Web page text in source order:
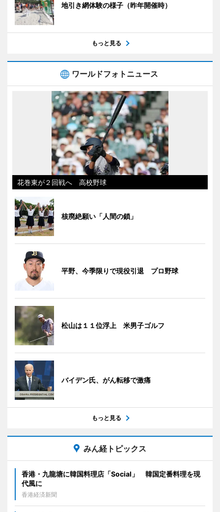
地引き網体験の様子（昨年開催時）
もっと見る
ワールドフォトニュース
花巻東が２回戦へ 高校野球
核廃絶願い「人間の鎖」
平野、今季限りで現役引退 プロ野球
松山は１１位浮上 米男子ゴルフ
バイデン氏、がん転移で激痛
もっと見る
みん経トピックス
香港・九龍塘に韓国料理店「Social」 韓国定番料理を現
代風に
香港経済新聞